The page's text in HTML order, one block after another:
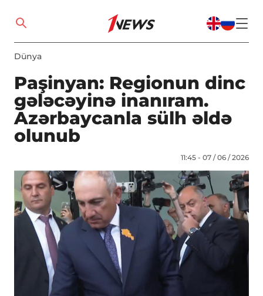
Dünya
Paşinyan: Regionun dinc
gələcəyinə inanıram.
Azərbaycanla sülh əldə
olunub
11:45 - 07 / 06 / 2026